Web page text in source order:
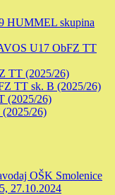
HUMMEL skupina
U17 ObFZ TT
TT (2025/26)
TT sk. B (2025/26)
(2025/26)
26)
OŠK Smolenice
27.10.2024